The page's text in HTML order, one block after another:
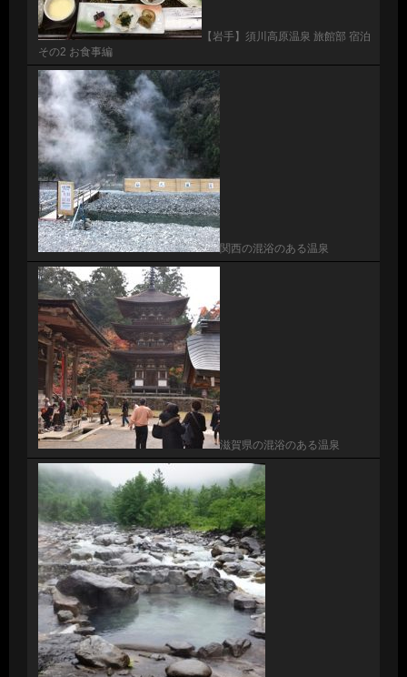
【岩手】須川高原温泉 旅館部 宿泊
その2 お食事編
関西の混浴のある温泉
滋賀県の混浴のある温泉